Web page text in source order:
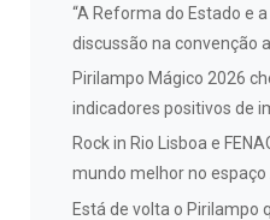
“A Reforma do Estado e
discussão na convenção
Pirilampo Mágico 2026
indicadores positivos de
Rock in Rio Lisboa e
mundo melhor no espaço
Está de volta o Pirilampo